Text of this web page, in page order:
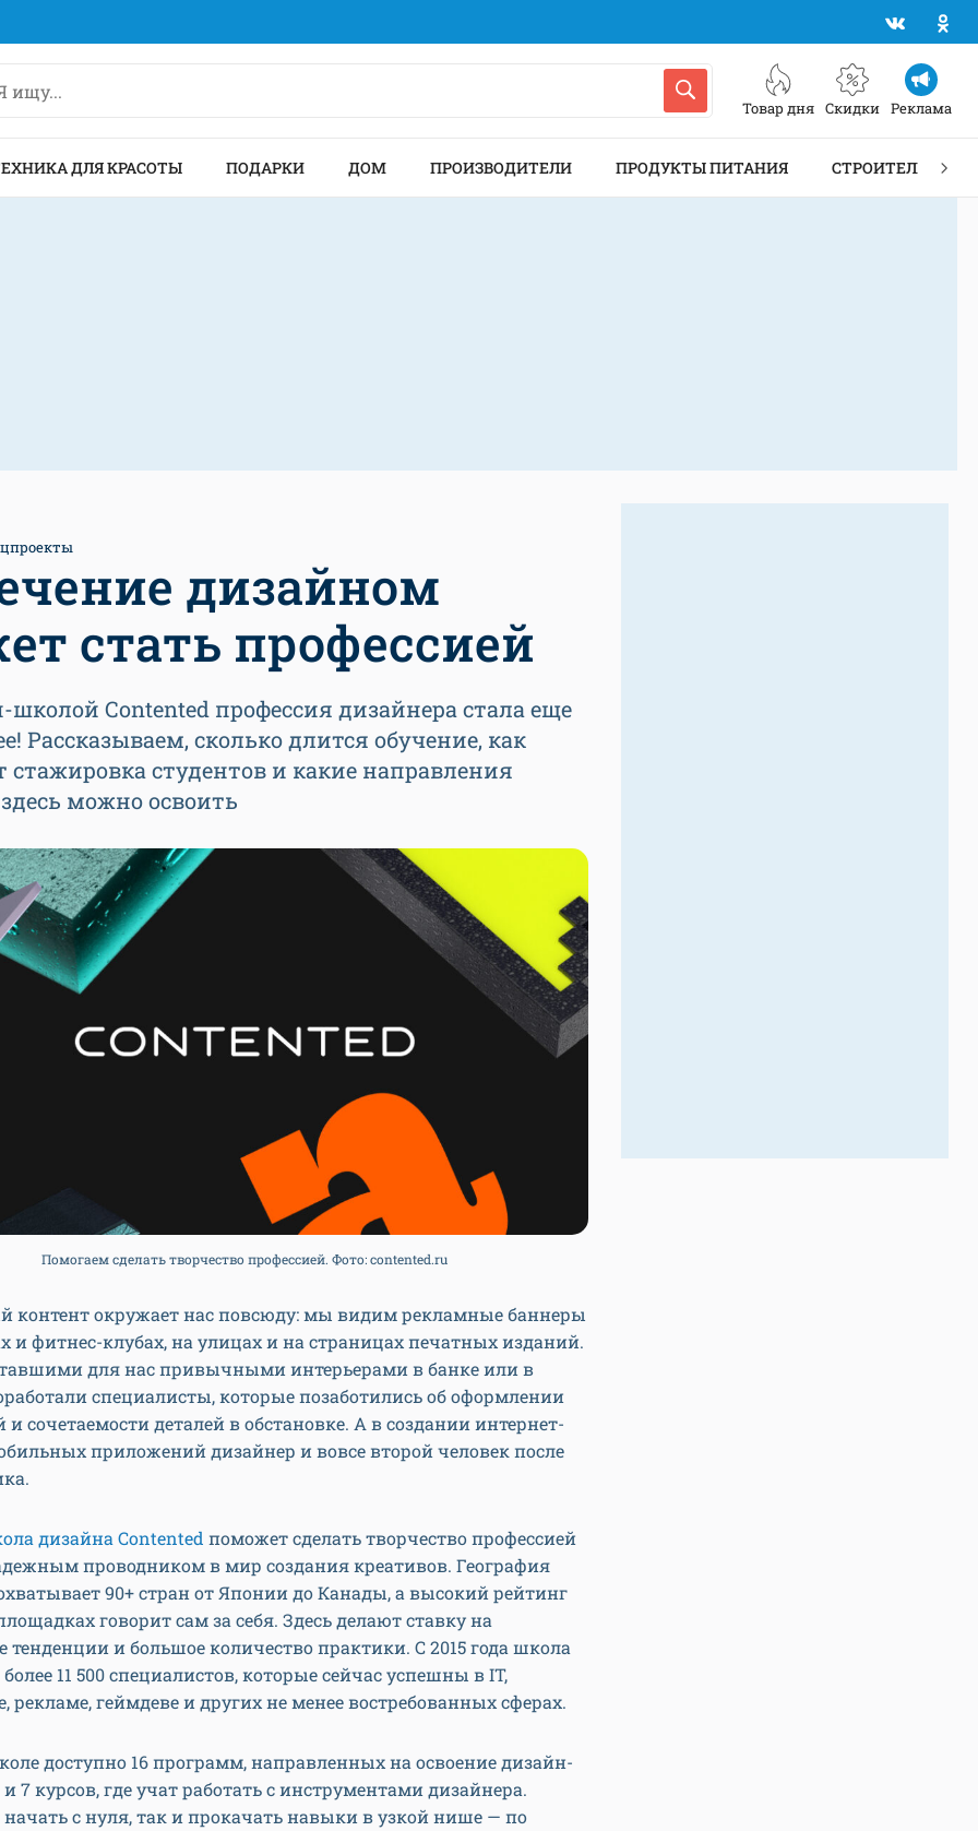
Товар дня Скидки Реклама
ДЛЯ КРАСОТЫ ПОДАРКИ ДОМ ПРОИЗВОДИТЕЛИ ПРОДУКТЫ ПИТАНИЯ СТРОИТЕЛЬСТВО
дизайном
стать профессией
школой Contented профессия дизайнера стала еще
Рассказываем, сколько длится обучение, как
стажировка студентов и какие направления
можно освоить
Помогаем сделать творчество профессией. Фото: contented.ru
контент окружает нас повсюду: мы видим рекламные баннеры
и фитнес-клубах, на улицах и на страницах печатных изданий.
для нас привычными интерьерами в банке или в
специалисты, которые позаботились об оформлении
сочетаемости деталей в обстановке. А в создании интернет-
приложений дизайнер и вовсе второй человек после
дизайна Contented поможет сделать творчество профессией
проводником в мир создания креативов. География
90+ стран от Японии до Канады, а высокий рейтинг
говорит сам за себя. Здесь делают ставку на
тенденции и большое количество практики. С 2015 года школа
11 500 специалистов, которые сейчас успешны в IT,
рекламе, геймдеве и других не менее востребованных сферах.
доступно 16 программ, направленных на освоение дизайн-
7 курсов, где учат работать с инструментами дизайнера.
с нуля, так и прокачать навыки в узкой нише — по